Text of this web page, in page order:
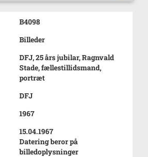
B4098
Billeder
DFJ, 25 års jubilar, Ragnvald
Stade, fællestillidsmand,
portræt
DFJ
1967
15.04.1967
Datering beror på
billedoplysninger